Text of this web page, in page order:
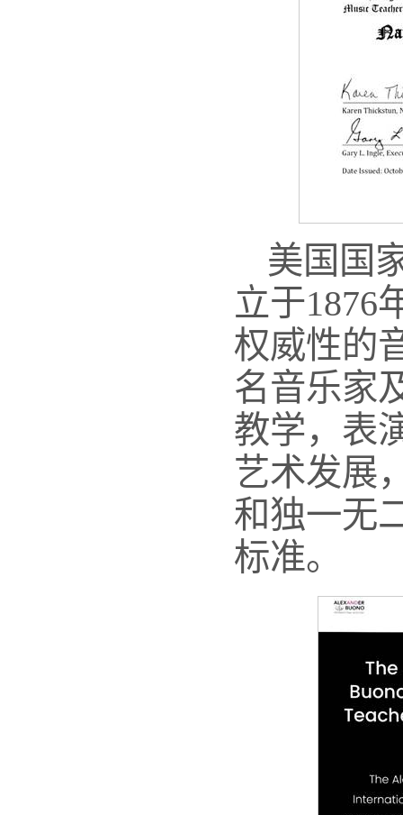
美国国
立于1876
权威性的
名音乐家
教学，表
艺术发展
和独一无
标准。